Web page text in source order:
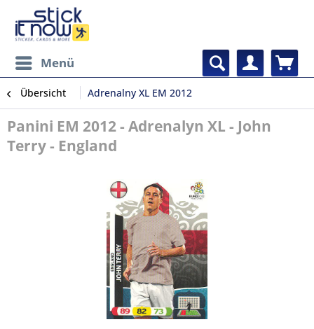
Menü
Übersicht Adrenalny XL EM 2012
Panini EM 2012 - Adrenalyn XL - John
Terry - England